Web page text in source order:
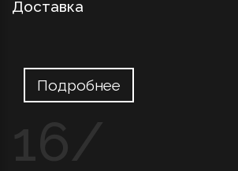
Доставка
Подробнее